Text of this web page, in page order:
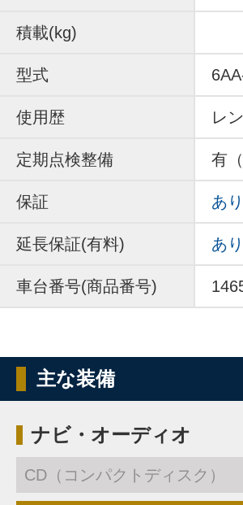
積載(kg)
型式
使用歴 レ
定期点検整備 有
保証 あり
延長保証(有料) あり
車台番号(商品番号)
主な装備
ナビ・オーディオ
CD（コンパクトディスク）